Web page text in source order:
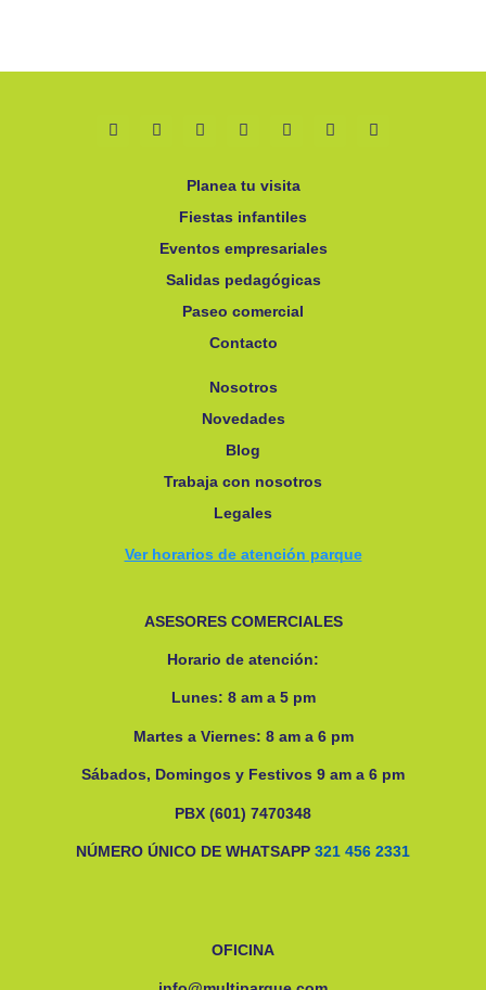
Planea tu visita
Fiestas infantiles
Eventos empresariales
Salidas pedagógicas
Paseo comercial
Contacto
Nosotros
Novedades
Blog
Trabaja con nosotros
Legales
Ver horarios de atención parque
ASESORES COMERCIALES
Horario de atención:
Lunes: 8 am a 5 pm
Martes a Viernes: 8 am a 6 pm
Sábados, Domingos y Festivos 9 am a 6 pm
PBX (601) 7470348
NÚMERO ÚNICO DE WHATSAPP 321 456 2331
OFICINA